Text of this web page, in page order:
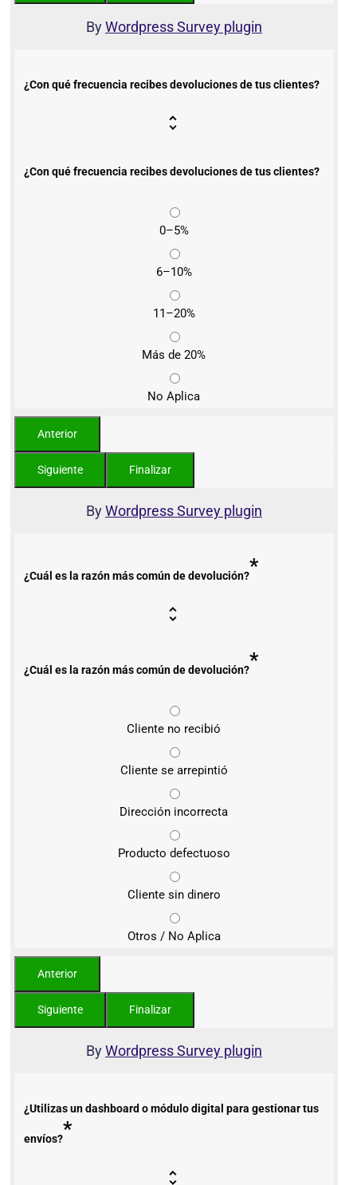
ByWordpress Survey plugin
¿Con qué frecuencia recibes devoluciones de tus clientes?
¿Con qué frecuencia recibes devoluciones de tus clientes?
0–5%
6–10%
11–20%
Más de 20%
No Aplica
ByWordpress Survey plugin
¿Cuál es la razón más común de devolución?*
¿Cuál es la razón más común de devolución?*
Cliente no recibió
Cliente se arrepintió
Dirección incorrecta
Producto defectuoso
Cliente sin dinero
Otros / No Aplica
ByWordpress Survey plugin
¿Utilizas un dashboard o módulo digital para gestionar tus
envíos?*